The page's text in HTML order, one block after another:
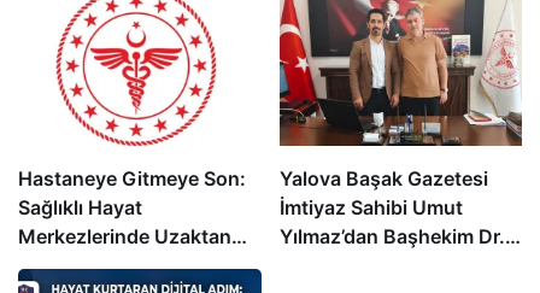
Hastaneye Gitmeye Son:
Sağlıklı Hayat
Merkezlerinde Uzaktan
Görüşme Dönemi Başladı
Yalova Başak Gazetesi
İmtiyaz Sahibi Umut
Yılmaz’dan Başhekim Dr.